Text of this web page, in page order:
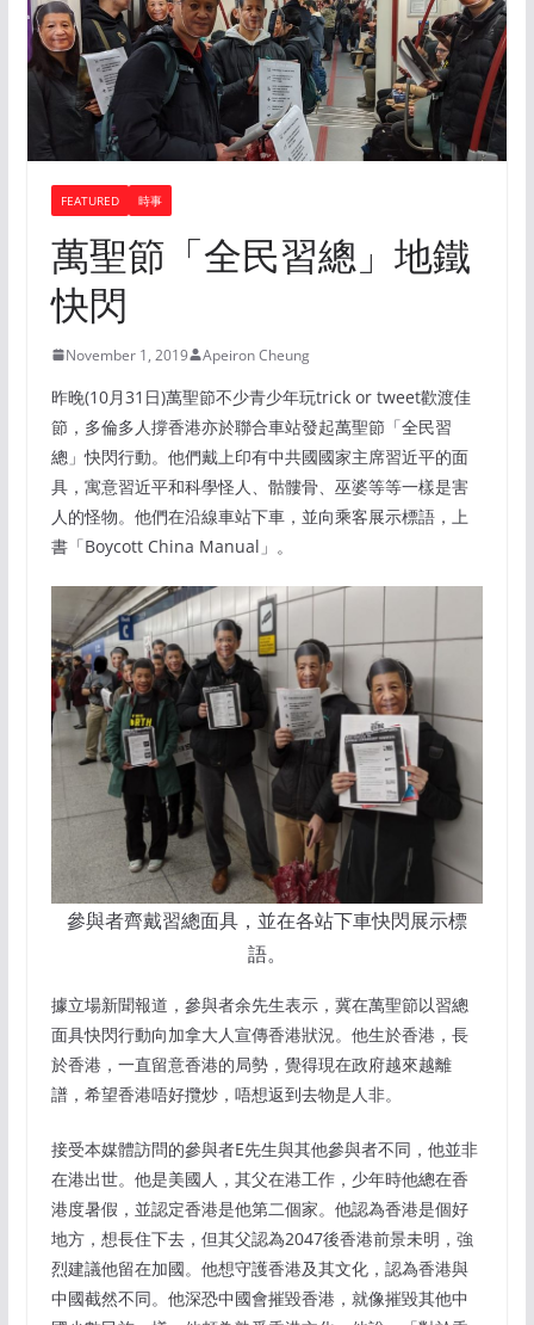
FEATURED 時事
萬聖節「全民習總」地鐵
快閃
November 1, 2019 Apeiron Cheung
昨晚(10月31日)萬聖節不少青少年玩trick or tweet歡渡佳
節，多倫多人撐香港亦於聯合車站發起萬聖節「全民習
總」快閃行動。他們戴上印有中共國國家主席習近平的面
具，寓意習近平和科學怪人、骷髏骨、巫婆等等一樣是害
人的怪物。他們在沿線車站下車，並向乘客展示標語，上
書「Boycott China Manual」。
參與者齊戴習總面具，並在各站下車快閃展示標
語。
據立場新聞報道，參與者余先生表示，冀在萬聖節以習總
面具快閃行動向加拿大人宣傳香港狀況。他生於香港，長
於香港，一直留意香港的局勢，覺得現在政府越來越離
譜，希望香港唔好攬炒，唔想返到去物是人非。
接受本媒體訪問的參與者E先生與其他參與者不同，他並非
在港出世。他是美國人，其父在港工作，少年時他總在香
港度暑假，並認定香港是他第二個家。他認為香港是個好
地方，想長住下去，但其父認為2047後香港前景未明，強
烈建議他留在加國。他想守護香港及其文化，認為香港與
中國截然不同。他深恐中國會摧毀香港，就像摧毀其他中